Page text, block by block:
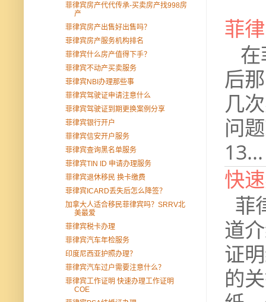
菲
在
后
几
问
13...
快
菲
道
证
的
菲律宾房产代代传承-买卖房产找998房
产
菲律宾房产出售好出售吗？
菲律宾房产服务机构排名
菲律宾什么房产值得下手？
菲律宾不动产买卖服务
菲律宾NBI办理那些事
菲律宾驾驶证申请注意什么
菲律宾驾驶证到期更换案例分享
菲律宾银行开户
菲律宾信安开户服务
菲律宾查询黑名单服务
菲律宾TIN ID 申请办理服务
菲律宾退休移民 换卡缴费
菲律宾ICARD丢失后怎么降签？
加拿大人适合移民菲律宾吗？SRRV北
美最爱
菲律宾税卡办理
菲律宾汽车年检服务
印度尼西亚护照办理？
菲律宾汽车过户需要注意什么？
菲律宾工作证明 快速办理工作证明
COE